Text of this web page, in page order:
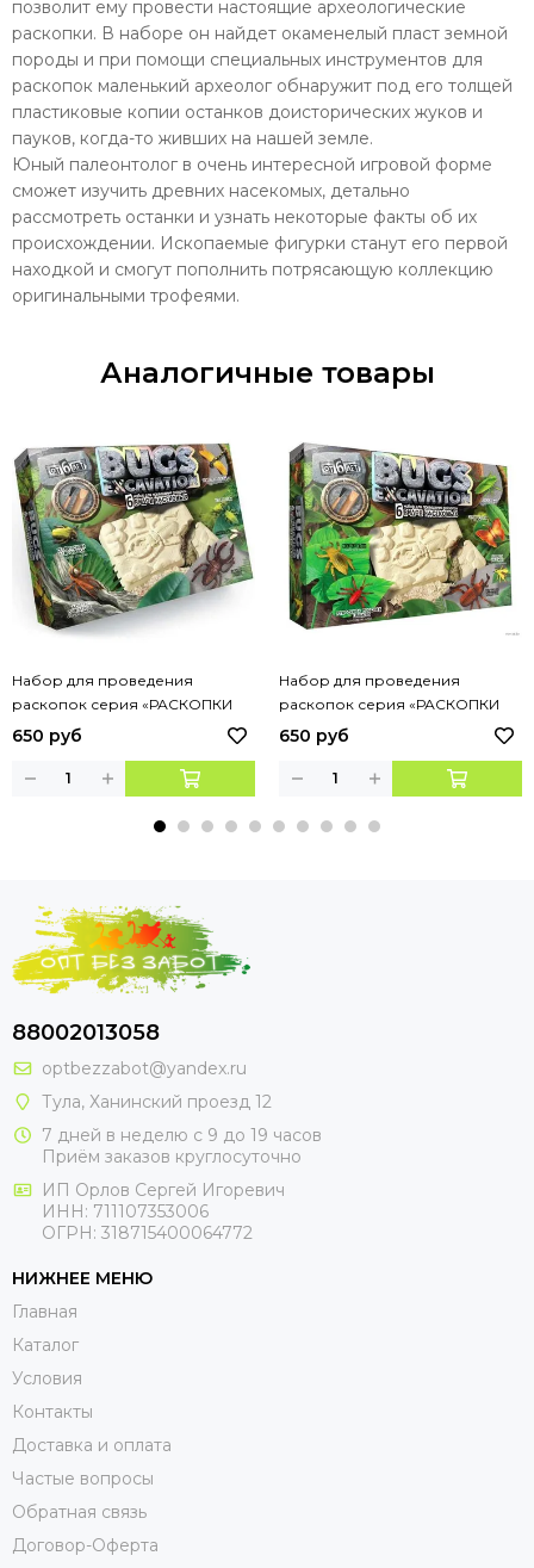
позволит ему провести настоящие археологические
раскопки. В наборе он найдет окаменелый пласт земной
породы и при помощи специальных инструментов для
раскопок маленький археолог обнаружит под его толщей
пластиковые копии останков доисторических жуков и
пауков, когда-то живших на нашей земле.
Юный палеонтолог в очень интересной игровой форме
сможет изучить древних насекомых, детально
рассмотреть останки и узнать некоторые факты об их
происхождении. Ископаемые фигурки станут его первой
находкой и смогут пополнить потрясающую коллекцию
оригинальными трофеями.
Аналогичные товары
Набор для проведения
раскопок серия «РАСКОПКИ
ЖУКОВ» жуки, Набор 2
650 руб
Набор для проведения
раскопок серия «РАСКОПКИ
ЖУКОВ» жуки, Набор 3
650 руб
88002013058
optbezzabot@yandex.ru
Тула, Ханинский проезд 12
7 дней в неделю с 9 до 19 часов
Приём заказов круглосуточно
ИП Орлов Сергей Игоревич
ИНН: 711107353006
ОГРН: 318715400064772
НИЖНЕЕ МЕНЮ
Главная
Каталог
Условия
Контакты
Доставка и оплата
Частые вопросы
Обратная связь
Договор-Оферта